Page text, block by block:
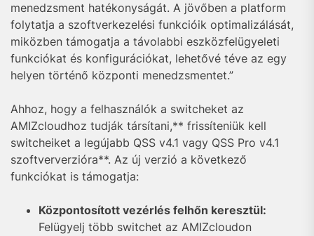
menedzsment hatékonyságát. A jövőben a platform
folytatja a szoftverkezelési funkcióik optimalizálását,
miközben támogatja a távolabbi eszközfelügyeleti
funkciókat és konfigurációkat, lehetővé téve az egy
helyen történő központi menedzsmentet.”
Ahhoz, hogy a felhasználók a switcheket az
AMIZcloudhoz tudják társítani,** frissíteniük kell
switcheiket a legújabb QSS v4.1 vagy QSS Pro v4.1
szoftververzióra**. Az új verzió a következő
funkciókat is támogatja:
Központosított vezérlés felhőn keresztül:
Felügyelj több switchet az AMIZcloudon